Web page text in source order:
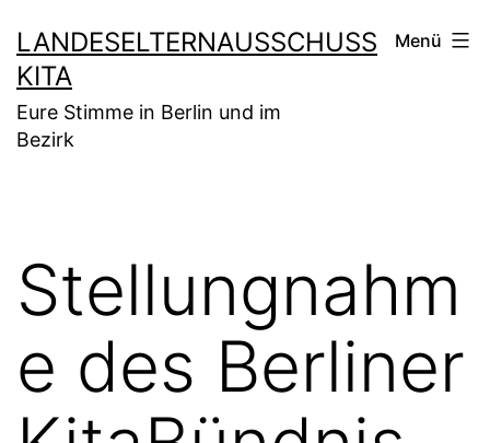
Inhalt
springen
LANDESELTERNAUSSCHUSS
KITA
Eure Stimme in Berlin und im
Bezirk
Menü
Stellungnahm
e des Berliner